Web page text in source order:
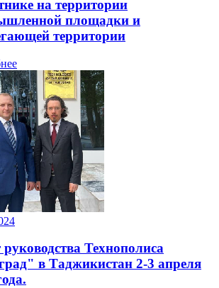
на территории
площадки и
территории
Технополиса
в Таджикистан 2-3 апреля